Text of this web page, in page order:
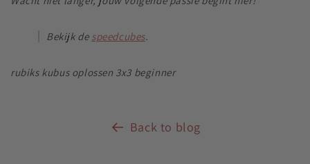
Bekijk de speedcubes.
rubiks kubus oplossen 3x3 beginner
Back to blog